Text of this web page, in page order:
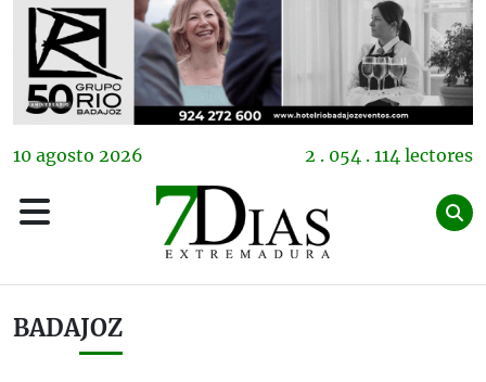
10 agosto 2026 2 . 054 . 114 lectores
BADAJOZ